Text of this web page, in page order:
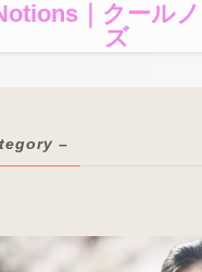
｜クール
ズ
–